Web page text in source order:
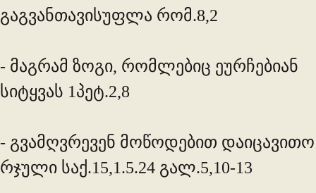
გაგვანთავისუფლა რომ.8,2
- მაგრამ ზოგი, რომლებიც ეურჩებიან
სიტყვას 1პეტ.2,8
- გვამღვრევენ მოწოდებით დაიცავითო
რჯული საქ.15,1.5.24 გალ.5,10-13